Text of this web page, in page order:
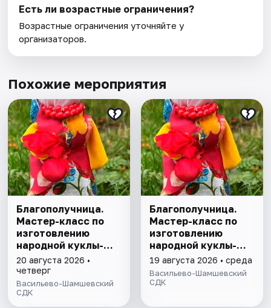
Есть ли возрастные ограничения?
Возрастные ограничения уточняйте у
организаторов.
Похожие мероприятия
Благополучница.
Мастер-класс по
изготовлению
народной куклы-
оберега
20 августа 2026 •
четверг
Васильево-Шамшевский
СДК
Благополучница.
Мастер-класс по
изготовлению
народной куклы-
оберега
19 августа 2026 • среда
Васильево-Шамшевский
СДК